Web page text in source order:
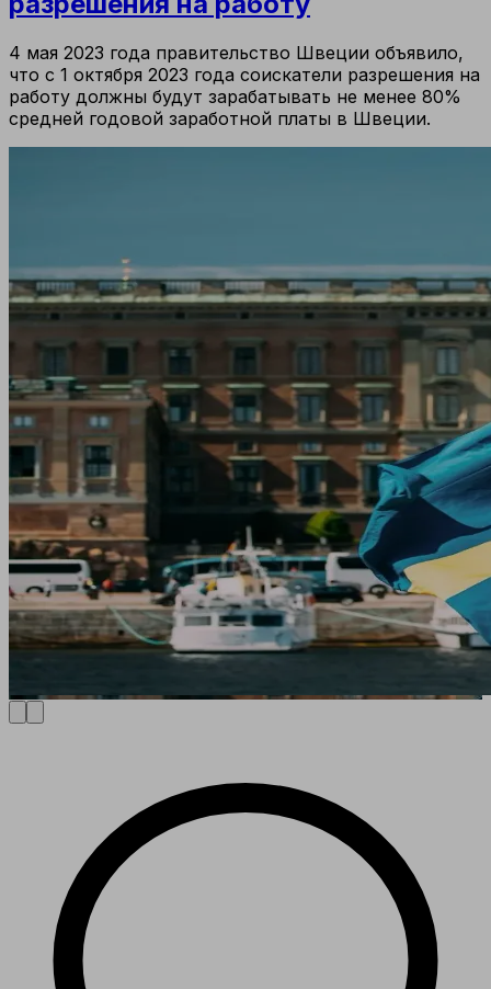
4 мая 2023 года правительство Швеции объявило,
что с 1 октября 2023 года соискатели разрешения на
работу должны будут зарабатывать не менее 80%
средней годовой заработной платы в Швеции.